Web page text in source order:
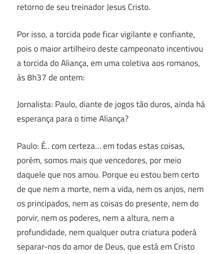
retorno de seu treinador Jesus Cristo.
Por isso, a torcida pode ficar vigilante e confiante,
pois o maior artilheiro deste campeonato incentivou
a torcida do Aliança, em uma coletiva aos romanos,
às 8h37 de ontem:
Jornalista: Paulo, diante de jogos tão duros, ainda há
esperança para o time Aliança?
Paulo: É.. com certeza… em todas estas coisas,
porém, somos mais que vencedores, por meio
daquele que nos amou. Porque eu estou bem certo
de que nem a morte, nem a vida, nem os anjos, nem
os principados, nem as coisas do presente, nem do
porvir, nem os poderes, nem a altura, nem a
profundidade, nem qualquer outra criatura poderá
separar-nos do amor de Deus, que está em Cristo